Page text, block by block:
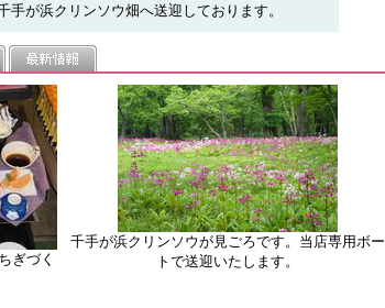
手が浜クリンソウ畑へ送迎しております。
ぎづく
千手が浜クリンソウが見ごろです。当店専用ボー
トで送迎いたします。